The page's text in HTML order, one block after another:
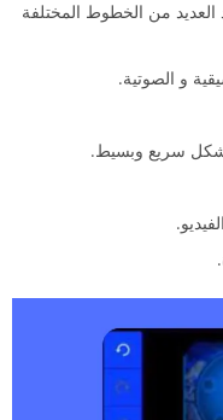
العديد من الخطوط المختلفة
و الصوتية.
بشكل سريع وبسيط.